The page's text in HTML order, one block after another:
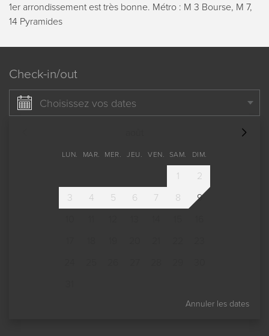
1er arrondissement est très bonne. Métro : М 3 Bourse, M 7,
14 Pyramides
Check-in/out
Choisissez vos dates
LUN. MAR. MER. JEU. VEN. SAM. DIM.
1
2
3
4 5 6 7 8
9
Annuler les dates